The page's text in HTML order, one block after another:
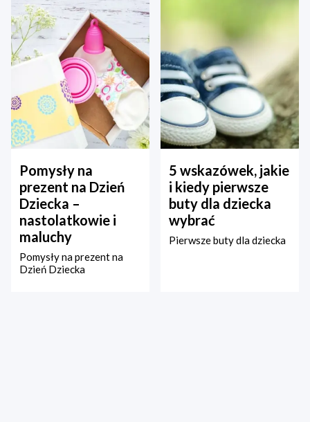
Pomysły na
prezent na Dzień
Dziecka –
nastolatkowie i
maluchy
Pomysły na prezent na
Dzień Dziecka
5 wskazówek, jakie
i kiedy pierwsze
buty dla dziecka
wybrać
Pierwsze buty dla dziecka